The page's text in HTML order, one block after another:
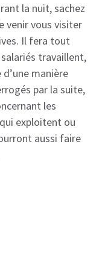
la nuit, sachez
venir vous visiter
Il fera tout
travaillent,
d’une manière
par la suite,
les
exploitent ou
aussi faire